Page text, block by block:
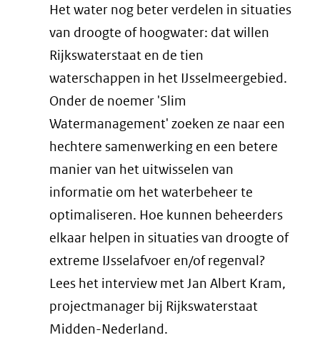
Het water nog beter verdelen in situaties
van droogte of hoogwater: dat willen
Rijkswaterstaat en de tien
waterschappen in het IJsselmeergebied.
Onder de noemer 'Slim
Watermanagement' zoeken ze naar een
hechtere samenwerking en een betere
manier van het uitwisselen van
informatie om het waterbeheer te
optimaliseren. Hoe kunnen beheerders
elkaar helpen in situaties van droogte of
extreme IJsselafvoer en/of regenval?
Lees het interview met Jan Albert Kram,
projectmanager bij Rijkswaterstaat
Midden-Nederland.